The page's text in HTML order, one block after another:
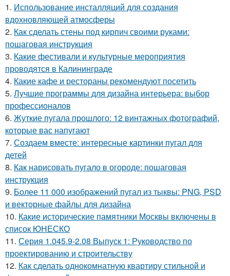
1. Использование инсталляций для создания
вдохновляющей атмосферы
2. Как сделать стены под кирпич своими руками:
пошаговая инструкция
3. Какие фестивали и культурные мероприятия
проводятся в Калининграде
4. Какие кафе и рестораны рекомендуют посетить
5. Лучшие программы для дизайна интерьера: выбор
профессионалов
6. Жуткие пугала прошлого: 12 винтажных фотографий,
которые вас напугают
7. Создаем вместе: интересные картинки пугал для
детей
8. Как нарисовать пугало в огороде: пошаговая
инструкция
9. Более 11 000 изображений пугал из тыквы: PNG, PSD
и векторные файлы для дизайна
10. Какие исторические памятники Москвы включены в
список ЮНЕСКО
11. Серия 1.045.9-2.08 Выпуск 1: Руководство по
проектированию и строительству
12. Как сделать однокомнатную квартиру стильной и